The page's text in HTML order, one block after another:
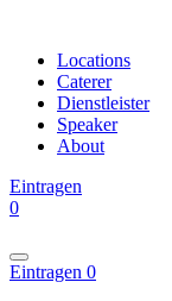
Locations
Caterer
Dienstleister
Speaker
About
Eintragen
0
Eintragen 0